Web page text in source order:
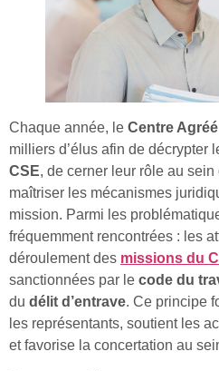
Chaque année, le Centre
milliers d’élus afin de décrypter
CSE, de cerner leur rôle au sein
maîtriser les mécanismes
mission. Parmi les
fréquemment rencontrées : les
déroulement des missions du
sanctionnées par le code du
du délit d’entrave. Ce principe
les représentants, soutient les
et favorise la concertation au